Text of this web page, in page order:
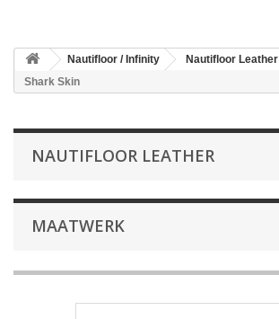
Nautifloor / Infinity Nautifloor Leather
Shark Skin
NAUTIFLOOR LEATHER
MAATWERK